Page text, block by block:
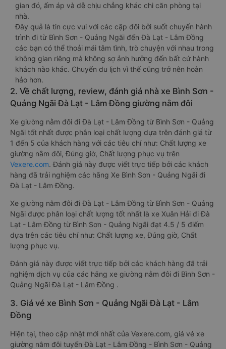
gian đó, ấm áp và dễ chịu chẳng khác chi căn phòng tại
nhà.
Đây quả là tin cực vui với các cặp đôi bởi suốt chuyến hành
trình đi từ Bình Sơn - Quảng Ngãi đến Đà Lạt - Lâm Đồng
các bạn có thể thoải mái tâm tình, trò chuyện với nhau trong
không gian riêng mà không sợ ảnh hưởng đến bất cứ hành
khách nào khác. Chuyến du lịch vì thế cũng trở nên hoàn
hảo hơn.
2. Về chất lượng, review, đánh giá nhà xe Bình Sơn -
Quảng Ngãi Đà Lạt - Lâm Đồng giường nằm đôi
Xe giường nằm đôi đi Đà Lạt - Lâm Đồng từ Bình Sơn - Quảng
Ngãi tốt nhất được phân loại chất lượng dựa trên đánh giá từ
1 đến 5 của khách hàng với các tiêu chí như: Chất lượng xe
giường nằm đôi, Đúng giờ, Chất lượng phục vụ trên
Vexere.com. Đánh giá này được viết trực tiếp bởi các khách
hàng đã trải nghiệm các hãng Xe Bình Sơn - Quảng Ngãi đi
Đà Lạt - Lâm Đồng.
Xe giường nằm đôi đi Đà Lạt - Lâm Đồng từ Bình Sơn - Quảng
Ngãi được phân loại chất lượng tốt nhất là xe Xuân Hải đi Đà
Lạt - Lâm Đồng từ Bình Sơn - Quảng Ngãi đạt 4.5 / 5 điểm
dựa trên các tiêu chí như: Chất lượng xe, Đúng giờ, Chất
lượng phục vụ.
Đánh giá này được viết trực tiếp bởi các khách hàng đã trải
nghiệm dịch vụ của các hãng xe giường nằm đôi đi Bình Sơn -
Quảng Ngãi Đà Lạt - Lâm Đồng .
3. Giá vé xe Bình Sơn - Quảng Ngãi Đà Lạt - Lâm
Đồng
Hiện tại, theo cập nhật mới nhất của Vexere.com, giá vé xe
giường nằm đôi tuyến Đà Lạt - Lâm Đồng - Bình Sơn - Quảng